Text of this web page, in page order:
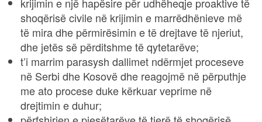
shoqërisë civile në krijimin e marrëdhënieve më
të mira dhe përmirësimin e të drejtave të njeriut,
dhe jetës së përditshme të qytetarëve;
t’i marrim parasysh dallimet ndërmjet proceseve
në Serbi dhe Kosovë dhe reagojmë në përputhje
me ato procese duke kërkuar veprime në
drejtimin e duhur;